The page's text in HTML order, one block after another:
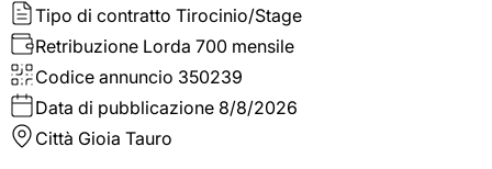
Tipo di contratto Tirocinio/Stage
Retribuzione Lorda 700 mensile
Codice annuncio 350239
Data di pubblicazione 8/8/2026
Città Gioia Tauro